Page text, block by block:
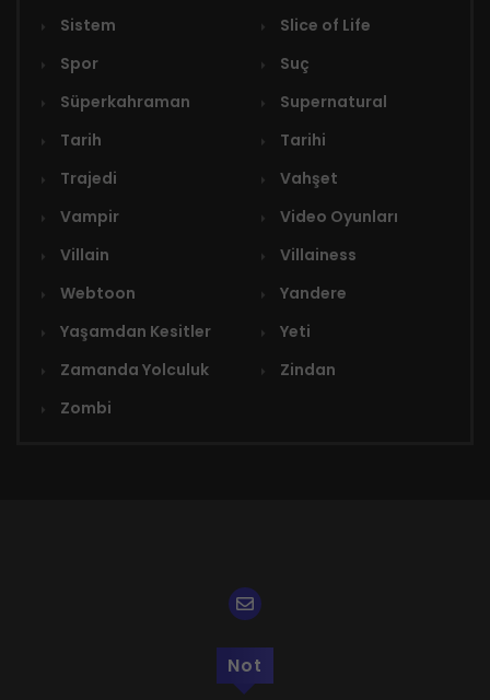
Sistem
Slice of Life
Spor
Suç
Süperkahraman
Supernatural
Tarih
Tarihi
Trajedi
Vahşet
Vampir
Video Oyunları
Villain
Villainess
Webtoon
Yandere
Yaşamdan Kesitler
Yeti
Zamanda Yolculuk
Zindan
Zombi
Not